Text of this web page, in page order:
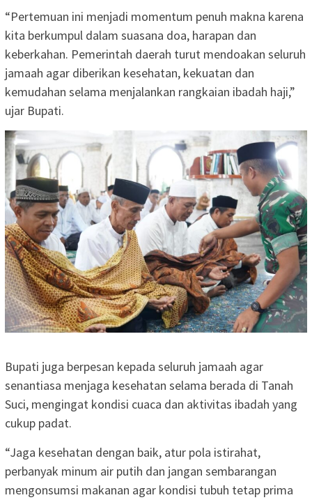
“Pertemuan ini menjadi momentum penuh makna karena
kita berkumpul dalam suasana doa, harapan dan
keberkahan. Pemerintah daerah turut mendoakan seluruh
jamaah agar diberikan kesehatan, kekuatan dan
kemudahan selama menjalankan rangkaian ibadah haji,”
ujar Bupati.
Bupati juga berpesan kepada seluruh jamaah agar
senantiasa menjaga kesehatan selama berada di Tanah
Suci, mengingat kondisi cuaca dan aktivitas ibadah yang
cukup padat.
“Jaga kesehatan dengan baik, atur pola istirahat,
perbanyak minum air putih dan jangan sembarangan
mengonsumsi makanan agar kondisi tubuh tetap prima